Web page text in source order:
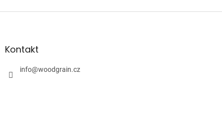
Z
aKontakt
info@woodgrain.cz